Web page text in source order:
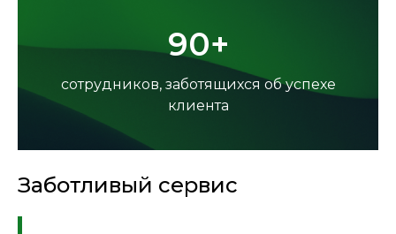
90+
сотрудников, заботящихся об успехе
клиента
Заботливый сервис